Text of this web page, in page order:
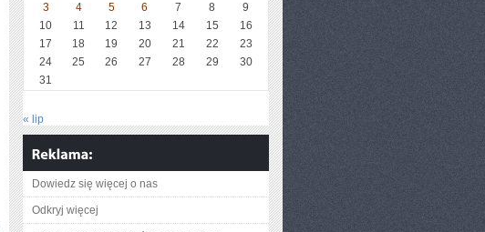
3
4 5 6 7 8
9
10
11 12 13 14 15
16
17
18 19 20 21 22
23
24
25 26 27 28 29
30
31
« lip
Dowiedz się więcej o nas
Odkryj więcej